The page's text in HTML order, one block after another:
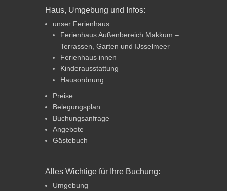
Haus, Umgebung und Infos:
unser Ferienhaus
Ferienhaus Außenbereich Makkum –
Terrassen, Garten und IJsselmeer
Ferienhaus innen
Kinderausstattung
Hausordnung
Preise
Belegungsplan
Buchungsanfrage
Angebote
Gästebuch
Alles Wichtige für Ihre Buchung:
Umgebung